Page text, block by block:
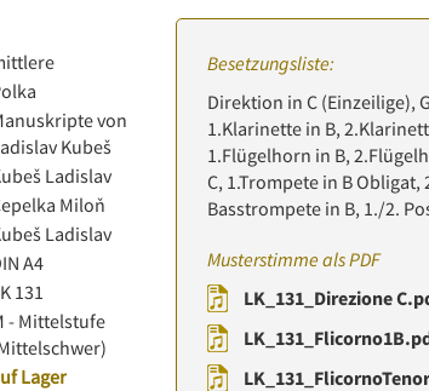
von
Kubeš
Ladislav
Miloň
Ladislav
A4
131
- Mittelstufe
Lager
Besetzungsliste:
Direktion in C (Einzeilige),
1.Klarinette in B,
1.Flügelhorn in B,
C, 1.Trompete in B Obligat,
Basstrompete in B, 1./2.
Musterstimme als PDF
LK_131_Direzione